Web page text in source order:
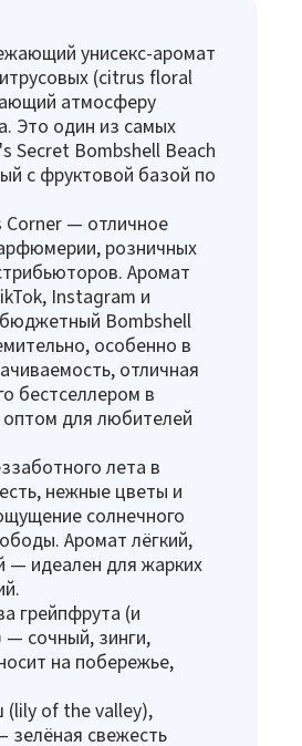
унисекс-аромат
(citrus floral
атмосферу
Это один из самых
Secret Bombshell Beach
с фруктовой базой по
Corner — отличное
розничных
Аромат
Instagram и
Bombshell
особенно в
отличная
бестселлером в
для любителей
лета в
нежные цветы и
солнечного
Аромат лёгкий,
— идеален для жарких
грейпфрута (и
— сочный, зинги,
на побережье,
(lily of the valley),
свежесть